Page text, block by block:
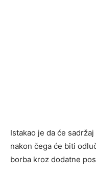
Istakao je da će
nakon čega će biti
borba kroz dodatne